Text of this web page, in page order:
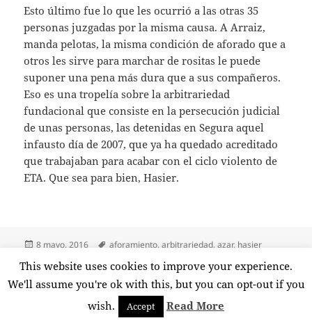
Esto último fue lo que les ocurrió a las otras 35
personas juzgadas por la misma causa. A Arraiz,
manda pelotas, la misma condición de aforado que a
otros les sirve para marchar de rositas le puede
suponer una pena más dura que a sus compañeros.
Eso es una tropelía sobre la arbitrariedad
fundacional que consiste en la persecución judicial
de unas personas, las detenidas en Segura aquel
infausto día de 2007, que ya ha quedado acreditado
que trabajaban para acabar con el ciclo violento de
ETA. Que sea para bien, Hasier.
Publicado
8 mayo, 2016 Etiquetas
aforamiento,arbitrariedad,azar, hasier
trampa,tsjpv 1 comentarioen Arraiz en la tómbola
Funciona gracias a WordPress
This website uses cookies to improve your experience.
We'll assume you're ok with this, but you can opt-out if you
wish.
Accept Read More